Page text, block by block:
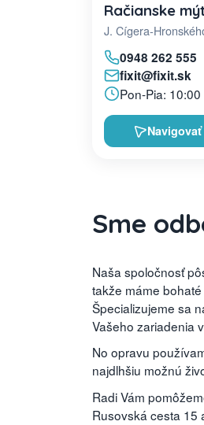
Račianske
J. Cígera-
0948 262 555
fixit@fixit.sk
Pon-Pia:
Navigovať
Sme
Naša spoločnosť
takže máme
Špecializujeme sa
Vašeho zariadenia
No opravu
najdlhšiu možnú
Radi Vám
Rusovská cesta 15